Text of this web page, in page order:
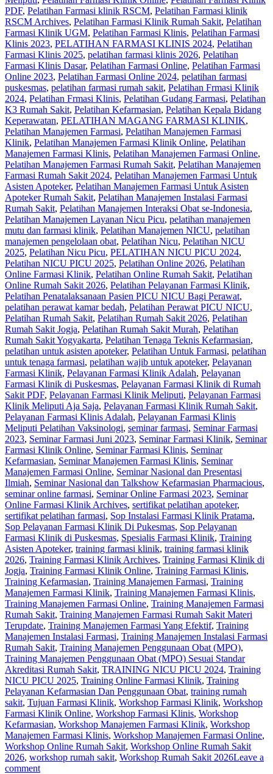
PDF, Pelatihan Farmasi klinik RSCM, Pelatihan Farmasi klinik
RSCM Archives, Pelatihan Farmasi Klinik Rumah Sakit, Pelatihan
Farmasi Klinik UGM, Pelatihan Farmasi Klinis, Pelatihan Farmasi
Klinis 2023, PELATIHAN FARMASI KLINIS 2024, Pelatihan
Farmasi Klinis 2025, pelatihan farmasi klinis 2026, Pelatihan
Farmasi Klinis Dasar, Pelatihan Farmasi Online, Pelatihan Farmasi
Online 2023, Pelatihan Farmasi Online 2024, pelatihan farmasi
puskesmas, pelatihan farmasi rumah sakit, Pelatihan Frmasi Klinik
2024, Pelatihan Frmasi Klinis, Pelatihan Gudang Farmasi, Pelatihan
K3 Rumah Sakit, Pelatihan Kefarmasian, Pelatihan Kepala Bidang
Keperawatan, PELATIHAN MAGANG FARMASI KLINIK,
Pelatihan Manajemen Farmasi, Pelatihan Manajemen Farmasi
Klinik, Pelatihan Manajemen Farmasi Klinik Online, Pelatihan
Manajemen Farmasi Klinis, Pelatihan Manajemen Farmasi Online,
Pelatihan Manajemen Farmasi Rumah Sakit, Pelatihan Manajemen
Farmasi Rumah Sakit 2024, Pelatihan Manajemen Farmasi Untuk
Asisten Apoteker, Pelatihan Manajemen Farmasi Untuk Asisten
Apoteker Rumah Sakit, Pelatihan Manajemen Instalasi Farmasi
Rumah Sakit, Pelatihan Manajemen Interaksi Obat se-Indonesia,
Pelatihan Manajemen Layanan Nicu Picu, pelatihan manajemen
mutu dan farmasi klinik, Pelatihan Manajemen NICU, pelatihan
manajemen pengelolaan obat, Pelatihan Nicu, Pelatihan NICU
2025, Pelatihan Nicu Picu, PELATIHAN NICU PICU 2024,
Pelatihan NICU PICU 2025, Pelatihan Online 2026, Pelatihan
Online Farmasi Klinik, Pelatihan Online Rumah Sakit, Pelatihan
Online Rumah Sakit 2026, Pelatihan Pelayanan Farmasi Klinik,
Pelatihan Penatalaksanaan Pasien PICU NICU Bagi Perawat,
pelatihan perawat kamar bedah, Pelatihan Perawat PICU NICU,
Pelatihan Rumah Sakit‎, Pelatihan Rumah Sakit 2026, Pelatihan
Rumah Sakit Jogja, Pelatihan Rumah Sakit Murah, Pelatihan
Rumah Sakit Yogyakarta, Pelatihan Tenaga Teknis Kefarmasian,
pelatihan untuk asisten apoteker, Pelatihan Untuk Farmasi, pelatihan
untuk tenaga farmasi, pelatihan wajib untuk apoteker, Pelayanan
Farmasi Klinik, Pelayanan Farmasi Klinik Adalah, Pelayanan
Farmasi Klinik di Puskesmas, Pelayanan Farmasi Klinik di Rumah
Sakit PDF, Pelayanan Farmasi Klinik Meliputi, Pelayanan Farmasi
Klinik Meliputi Aja Saja, Pelayanan Farmasi Klinik Rumah Sakit,
Pelayanan Farmasi Klinis Adalah, Pelayanan Farmasi Klinis
Meliputi Pelatihan Vaksinologi, seminar farmasi, Seminar Farmasi
2023, Seminar Farmasi Juni 2023, Seminar Farmasi Klinik, Seminar
Farmasi Klinik Online, Seminar Farmasi Klinis, Seminar
Kefarmasian, Seminar Manajemen Farmasi Klinis, Seminar
Manajemen Farmasi Online, Seminar Nasional dan Presentasi
Ilmiah, Seminar Nasional dan Talkshow Kefarmasian Pharmacious,
seminar online farmasi, Seminar Online Farmasi 2023, Seminar
Online Farmasi Klinik Archives, sertifikat pelatihan apoteker,
sertifikat pelatihan farmasi, Sop Instalasi Farmasi Klinik Pratama,
Sop Pelayanan Farmasi Klinik Di Pukesmas, Sop Pelayanan
Farmasi Klinik di Puskesmas, Spesialis Farmasi Klinik, Training
Asisten Apoteker, training farmasi klinik, training farmasi klinik
2026, Training Farmasi Klinik Archives, Training Farmasi Klinik di
Jogja, Training Farmasi Klinik Online, Training Farmasi Klinis,
Training Kefarmasian, Training Manajemen Farmasi, Training
Manajemen Farmasi Klinik, Training Manajemen Farmasi Klinis,
Training Manajemen Farmasi Online, Training Manajemen Farmasi
Rumah Sakit, Training Manajemen Farmasi Rumah Sakit Materi
Terupdate, Training Manajemen Farmasi Yang Efektif, Training
Manajemen Instalasi Farmasi, Training Manajemen Instalasi Farmasi
Rumah Sakit, Training Manajemen Penggunaan Obat (MPO),
Training Manajemen Penggunaan Obat (MPO) Sesuai Standar
Akreditasi Rumah Sakit, TRAINING NICU PICU 2024, Training
NICU PICU 2025, Training Online Farmasi Klinik, Training
Pelayanan Kefarmasian Dan Penggunaan Obat, training rumah
sakit, Tujuan Farmasi Klinik, Workshop Farmasi Klinik, Workshop
Farmasi Klinik Online, Workshop Farmasi Klinis, Workshop
Kefarmasian, Workshop Manajemen Farmasi Klinik, Workshop
Manajemen Farmasi Klinis, Workshop Manajemen Farmasi Online,
Workshop Online Rumah Sakit, Workshop Online Rumah Sakit
2026, workshop rumah sakit, Workshop Rumah Sakit 2026Leave a
comment